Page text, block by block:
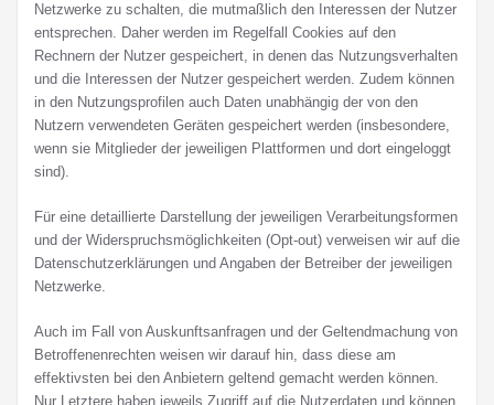
Netzwerke zu schalten, die mutmaßlich den Interessen der Nutzer
entsprechen. Daher werden im Regelfall Cookies auf den
Rechnern der Nutzer gespeichert, in denen das Nutzungsverhalten
und die Interessen der Nutzer gespeichert werden. Zudem können
in den Nutzungsprofilen auch Daten unabhängig der von den
Nutzern verwendeten Geräten gespeichert werden (insbesondere,
wenn sie Mitglieder der jeweiligen Plattformen und dort eingeloggt
sind).
Für eine detaillierte Darstellung der jeweiligen Verarbeitungsformen
und der Widerspruchsmöglichkeiten (Opt-out) verweisen wir auf die
Datenschutzerklärungen und Angaben der Betreiber der jeweiligen
Netzwerke.
Auch im Fall von Auskunftsanfragen und der Geltendmachung von
Betroffenenrechten weisen wir darauf hin, dass diese am
effektivsten bei den Anbietern geltend gemacht werden können.
Nur Letztere haben jeweils Zugriff auf die Nutzerdaten und können